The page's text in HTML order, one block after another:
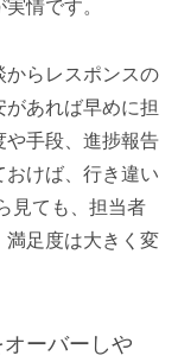
情です。
からレスポンスの
あれば早めに担
や手段、進捗報告
けば、行き違い
見ても、担当者
満足度は大きく変
ーバーしや